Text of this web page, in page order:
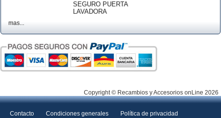
SEGURO PUERTA
LAVADORA
mas...
Copyright © Recambios y Accesorios onLine 2026
Contacto Condiciones generales Política de privacidad